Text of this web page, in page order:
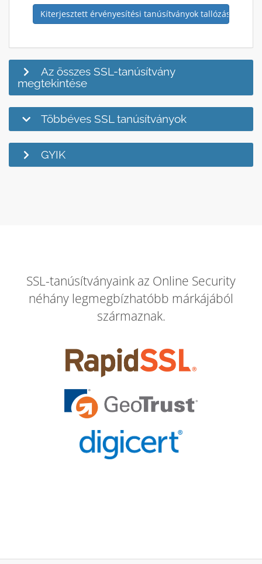
Kiterjesztett érvényesítési tanúsítványok tallózása
Az összes SSL-tanúsítvány
megtekintése
Többéves SSL tanúsítványok
GYIK
SSL-tanúsítványaink az Online Security
néhány legmegbízhatóbb márkájából
származnak.